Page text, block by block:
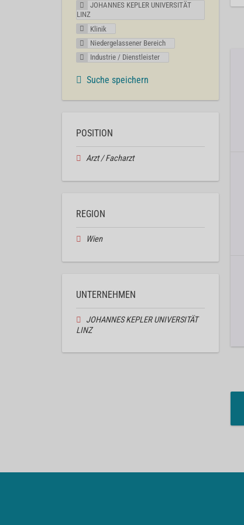
JOHANNES KEPLER UNIVERSITÄT
LINZ
Klinik
Niedergelassener Bereich
Industrie / Dienstleister
Suche speichern
POSITION
Arzt / Facharzt
REGION
Wien
UNTERNEHMEN
JOHANNES KEPLER UNIVERSITÄT
LINZ